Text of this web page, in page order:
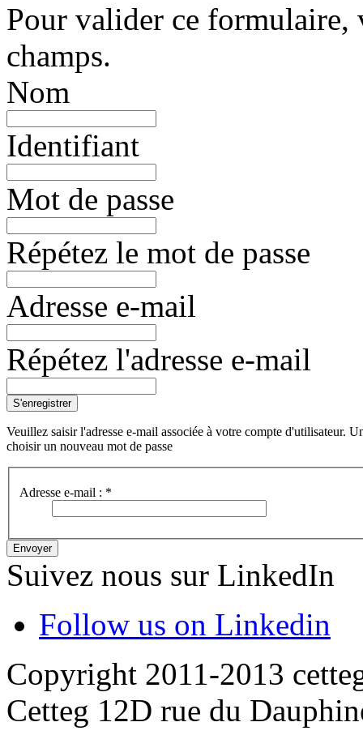
Pour valider ce formulaire,
champs.
Nom
Identifiant
Mot de passe
Répétez le mot de passe
Adresse e-mail
Répétez l'adresse e-mail
S'enregistrer
Veuillez saisir l'adresse e-mail associée à votre compte d'utilisateur.
choisir un nouveau mot de passe
Adresse e-mail : *
Envoyer
Suivez nous sur LinkedIn
Follow us on Linkedin
Copyright 2011-2013
Cetteg 12D rue du